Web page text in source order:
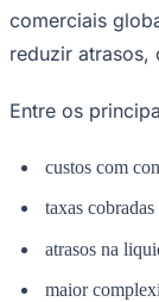
comerciais
reduzir atrasos,
Entre os
custos com
taxas
atrasos na
maior